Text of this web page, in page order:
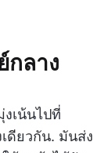
กลาง
เน้นไปที่
ดียวกัน. มันส่ง